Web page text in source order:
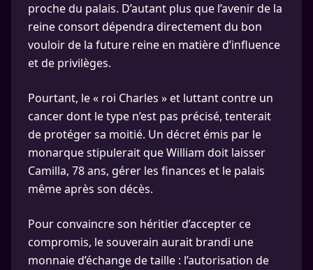
proche du palais. D’autant plus que l’avenir de la
reine consort dépendra directement du bon
vouloir de la future reine en matière d’influence
et de privilèges.
Pourtant, le « roi Charles » et luttant contre un
cancer dont le type n’est pas précisé, tenterait
de protéger sa moitié. Un décret émis par le
monarque stipulerait que William doit laisser
Camilla, 78 ans, gérer les finances et le palais
même après son décès.
Pour convaincre son héritier d’accepter ce
compromis, le souverain aurait brandi une
monnaie d’échange de taille : l’autorisation de